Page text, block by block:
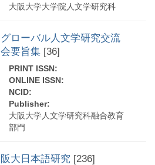
大阪大学大学院人文学研究科
グローバル人文学研究交流
会要旨集 [36]
PRINT ISSN:
ONLINE ISSN:
NCID:
Publisher:
大阪大学人文学研究科融合教育
部門
阪大日本語研究 [236]